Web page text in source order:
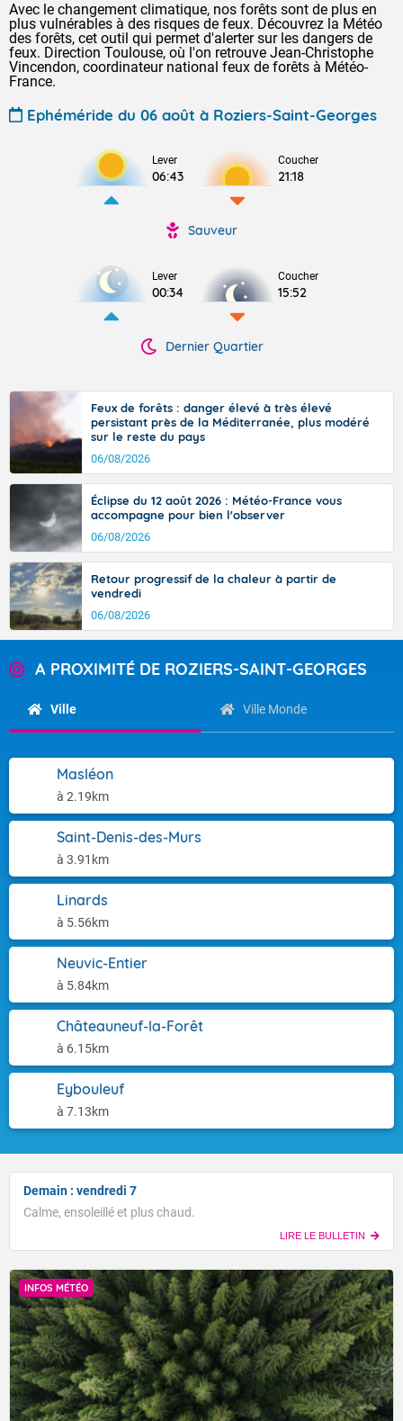
Avec le changement climatique, nos forêts sont de plus en
plus vulnérables à des risques de feux. Découvrez la Météo
des forêts, cet outil qui permet d'alerter sur les dangers de
feux. Direction Toulouse, où l'on retrouve Jean-Christophe
Vincendon, coordinateur national feux de forêts à Météo-
France.
Ephéméride du 06 août à Roziers-Saint-Georges
Lever
06:43
Coucher
21:18
Sauveur
Lever
00:34
Coucher
15:52
Dernier Quartier
Feux de forêts : danger élevé à très élevé
persistant près de la Méditerranée, plus modéré
sur le reste du pays
06/08/2026
Éclipse du 12 août 2026 : Météo-France vous
accompagne pour bien l'observer
06/08/2026
Retour progressif de la chaleur à partir de
vendredi
06/08/2026
A PROXIMITÉ DE ROZIERS-SAINT-GEORGES
Ville Ville Monde
Masléon
à 2.19km
Saint-Denis-des-Murs
à 3.91km
Linards
à 5.56km
Neuvic-Entier
à 5.84km
Châteauneuf-la-Forêt
à 6.15km
Eybouleuf
à 7.13km
Demain : vendredi 7
Calme, ensoleillé et plus chaud.
LIRE LE BULLETIN
INFOS MÉTÉO